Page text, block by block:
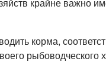
корма,
рыбоводческого